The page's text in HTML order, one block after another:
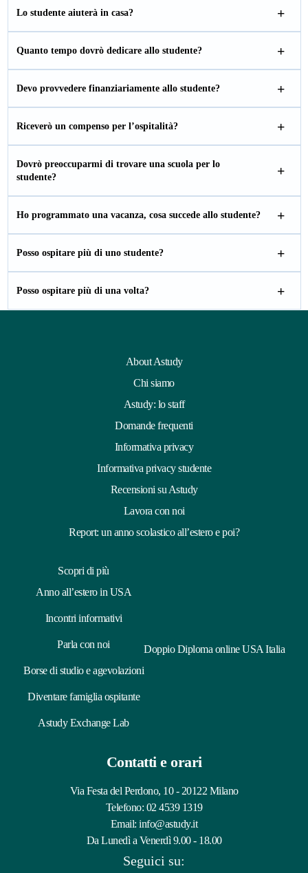
Lo studente aiuterà in casa?
Quanto tempo dovrò dedicare allo studente?
Devo provvedere finanziariamente allo studente?
Riceverò un compenso per l’ospitalità?
Dovrò preoccuparmi di trovare una scuola per lo
studente?
Ho programmato una vacanza, cosa succede allo studente?
Posso ospitare più di uno studente?
Posso ospitare più di una volta?
About Astudy
Chi siamo
Astudy: lo staff
Domande frequenti
Informativa privacy
Informativa privacy studente
Recensioni su Astudy
Lavora con noi
Report: un anno scolastico all’estero e poi?
Scopri di più
Anno all’estero in USA
Incontri informativi
Parla con noi
Borse di studio e agevolazioni
Diventare famiglia ospitante
Astudy Exchange Lab
Doppio Diploma online USA Italia
Contatti e orari
Via Festa del Perdono, 10 - 20122 Milano
Telefono: 02 4539 1319
Email:info@astudy.it
Da Lunedì a Venerdì 9.00 - 18.00
Seguici su: